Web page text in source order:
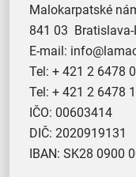
Malokarpatské
841 03
E-mail:
Tel: + 421 2 6478
Tel: + 421 2 6478
IČO: 00603414
DIČ: 2020919131
IBAN: SK28 0900